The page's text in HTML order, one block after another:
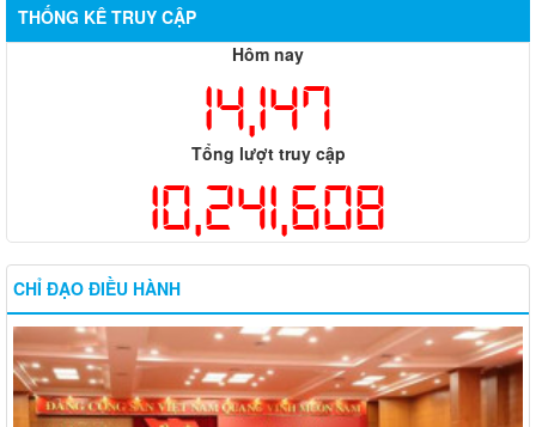
THỐNG KÊ TRUY CẬP
Hôm nay
14,147
Tổng lượt truy cập
10,241,608
CHỈ ĐẠO ĐIỀU HÀNH